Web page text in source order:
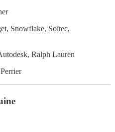
Snowflake, Soitec,
Ralph Lauren